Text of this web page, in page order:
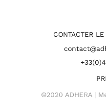
©2020 ADHERA |
CONTACTER